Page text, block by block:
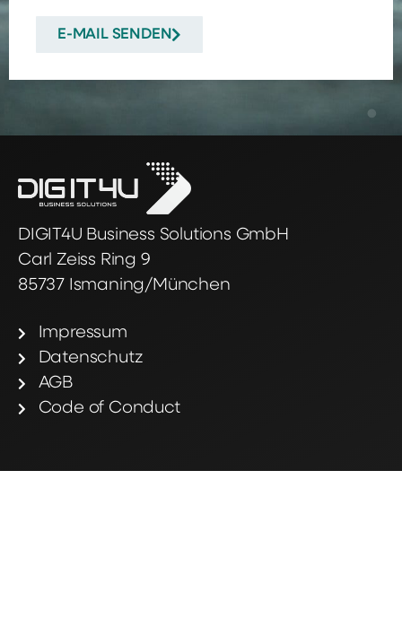
E-MAIL SENDEN
DIGIT4U Business Solutions GmbH
Carl Zeiss Ring 9
85737 Ismaning/München
Impressum
Datenschutz
AGB
Code of Conduct